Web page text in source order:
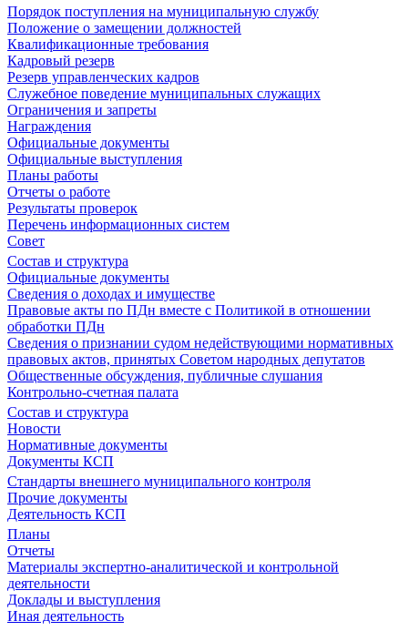
Порядок поступления на муниципальную службу
Положение о замещении должностей
Квалификационные требования
Кадровый резерв
Резерв управленческих кадров
Служебное поведение муниципальных служащих
Ограничения и запреты
Награждения
Официальные документы
Официальные выступления
Планы работы
Отчеты о работе
Результаты проверок
Перечень информационных систем
Совет
Состав и структура
Официальные документы
Сведения о доходах и имуществе
Правовые акты по ПДн вместе с Политикой в отношении
обработки ПДн
Сведения о признании судом недействующими нормативных
правовых актов, принятых Советом народных депутатов
Общественные обсуждения, публичные слушания
Контрольно-счетная палата
Состав и структура
Новости
Нормативные документы
Документы КСП
Стандарты внешнего муниципального контроля
Прочие документы
Деятельность КСП
Планы
Отчеты
Материалы экспертно-аналитической и контрольной
деятельности
Доклады и выступления
Иная деятельность